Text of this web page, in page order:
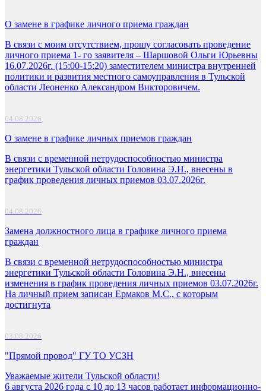
О замене в графике личного приема граждан
В связи с моим отсутствием, прошу согласовать проведение
личного приема 1- го заявителя – Шаршовой Ольги Юрьевны
16.07.2026г. (15:00-15:20) заместителем министра внутренней
политики и развития местного самоуправления в Тульской
области Леоненко Александром Викторовичем.
04.08.2026
О замене в графике личных приемов граждан
В связи с временной нетрудоспособностью министра
энергетики Тульской области Головина Э.Н., внесены в
график проведения личных приемов 03.07.2026г.
04.08.2026
Замена должностного лица в графике личного приема
граждан
В связи с временной нетрудоспособностью министра
энергетики Тульской области Головина Э.Н., внесены
изменения в график проведения личных приемов 03.07.2026г.
На личный прием записан Ермаков М.С., с которым
достигнута
03.08.2026
"Прямой провод" ГУ ТО УСЗН
Уважаемые жители Тульской области!
6 августа 2026 года с 10 до 13 часов работает информационно-